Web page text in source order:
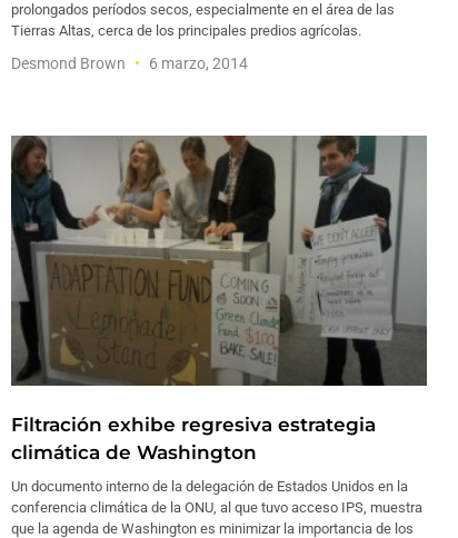
prolongados períodos secos, especialmente en el área de las
Tierras Altas, cerca de los principales predios agrícolas.
Desmond Brown 6 marzo, 2014
Filtración exhibe regresiva estrategia
climática de Washington
Un documento interno de la delegación de Estados Unidos en la
conferencia climática de la ONU, al que tuvo acceso IPS, muestra
que la agenda de Washington es minimizar la importancia de los